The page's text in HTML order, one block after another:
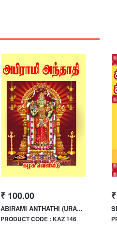
₹ 100.00
ABIRAMI ANTHATHI (URA...
PRODUCT CODE : KAZ 146